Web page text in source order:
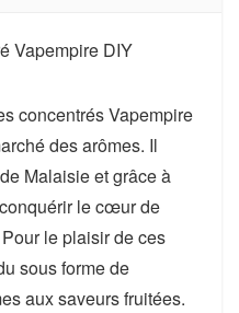
concentrés Vapempire
des arômes. Il
Malaisie et grâce à
le cœur de
le plaisir de ces
sous forme de
aux saveurs fruitées.